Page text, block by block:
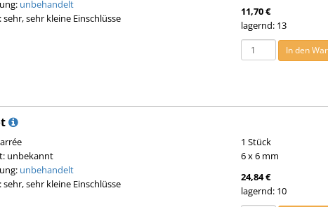
unbehandelt
sehr, sehr kleine Einschlüsse
11,70 €
lagernd: 13
In den
unbekannt
unbehandelt
sehr, sehr kleine Einschlüsse
1 Stück
6 x 6 mm
24,84 €
lagernd: 10